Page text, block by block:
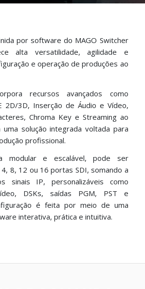
por software do MAGO Switcher
alta versatilidade, agilidade e
e operação de produções ao
recursos avançados como
2D/3D, Inserção de Áudio e Vídeo,
Chroma Key e Streaming ao
solução integrada voltada para
profissional.
modular e escalável, pode ser
8, 12 ou 16 portas SDI, somando a
sinais IP, personalizáveis como
DSKs, saídas PGM, PST e
é feita por meio de uma
interativa, prática e intuitiva.